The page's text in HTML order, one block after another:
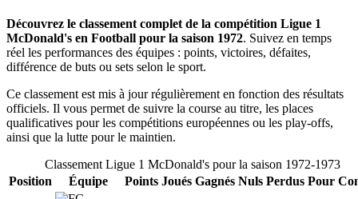
Découvrez le classement complet de la compétition Ligue 1
McDonald's en Football pour la saison 1972. Suivez en temps
réel les performances des équipes : points, victoires, défaites,
différence de buts ou sets selon le sport.
Ce classement est mis à jour régulièrement en fonction des résultats
officiels. Il vous permet de suivre la course au titre, les places
qualificatives pour les compétitions européennes ou les play-offs,
ainsi que la lutte pour le maintien.
Classement Ligue 1 McDonald's pour la saison 1972-1973
Position
Équipe Points Joués Gagnés Nuls Perdus Pour